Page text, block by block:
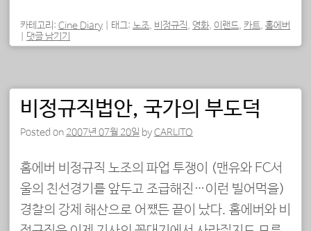
카테고리: Cine Diary 태그: 노조, 비정규직, 영화, 이랜드, 카트, 홈에버
댓글 남기기
비정규직법안, 국가의 부도덕
Posted on 2007년 07월 20일 byCARLITO
홈에버 비정규직 노조의 파업 투쟁이 (맨유와 FC서
울의 친선경기를 앞두고 조급해진…이런 빌어먹을)
경찰의 강제 해산으로 어쩄든 끝이 났다. 홈에버와 비